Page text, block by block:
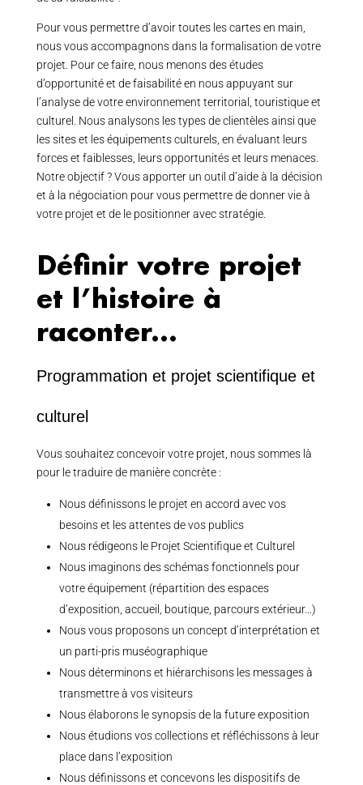
Pour vous permettre d’avoir toutes les cartes en main,
nous vous accompagnons dans la formalisation de votre
projet. Pour ce faire, nous menons des études
d’opportunité et de faisabilité en nous appuyant sur
l’analyse de votre environnement territorial, touristique et
culturel. Nous analysons les types de clientèles ainsi que
les sites et les équipements culturels, en évaluant leurs
forces et faiblesses, leurs opportunités et leurs menaces.
Notre objectif ? Vous apporter un outil d’aide à la décision
et à la négociation pour vous permettre de donner vie à
votre projet et de le positionner avec stratégie.
Définir votre projet
et l’histoire à
raconter…
Programmation et projet scientifique et
culturel
Vous souhaitez concevoir votre projet, nous sommes là
pour le traduire de manière concrète :
Nous définissons le projet en accord avec vos
besoins et les attentes de vos publics
Nous rédigeons le Projet Scientifique et Culturel
Nous imaginons des schémas fonctionnels pour
votre équipement (répartition des espaces
d’exposition, accueil, boutique, parcours extérieur…)
Nous vous proposons un concept d’interprétation et
un parti-pris muséographique
Nous déterminons et hiérarchisons les messages à
transmettre à vos visiteurs
Nous élaborons le synopsis de la future exposition
Nous étudions vos collections et réfléchissons à leur
place dans l’exposition
Nous définissons et concevons les dispositifs de